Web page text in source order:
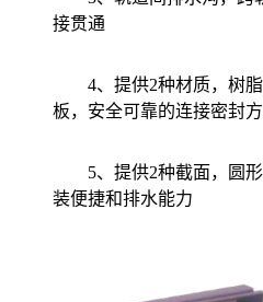
接贯通
4、提供2种材质，树
板，安全可靠的连接密封
5、提供2种截面，圆
装便捷和排水能力